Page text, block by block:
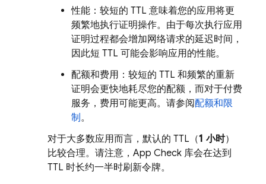
性能：较短的 TTL 意味着您的应用将更
频繁地执行证明操作。由于每次执行应用
证明过程都会增加网络请求的延迟时间，
因此短 TTL 可能会影响应用的性能。
配额和费用：较短的 TTL 和频繁的重新
证明会更快地耗尽您的配额，而对于付费
服务，费用可能更高。请参阅配额和限
制。
对于大多数应用而言，默认的 TTL（1 小时）
比较合理。请注意， App Check 库会在达到
TTL 时长约一半时刷新令牌。